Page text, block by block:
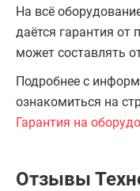
На всё
даётся гарантия от
может составлять
Подробнее с
ознакомиться на
Гарантия на
Отзывы